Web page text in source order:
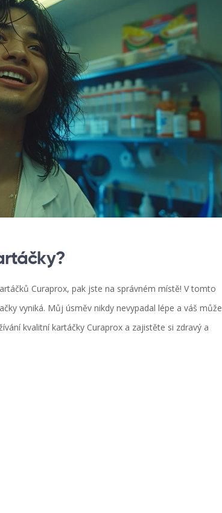
Curaprox, pak jste na správném místě! V tomto
vyniká. Můj úsměv nikdy nevypadal lépe a váš může
kvalitní kartáčky Curaprox a zajistěte si zdravý a